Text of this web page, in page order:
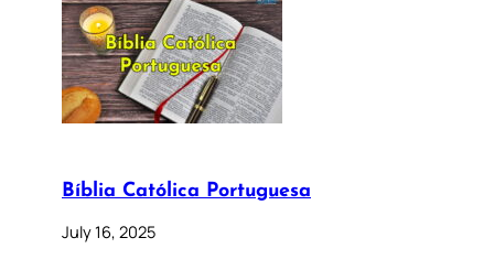
Bíblia Católica Portuguesa
July 16, 2025